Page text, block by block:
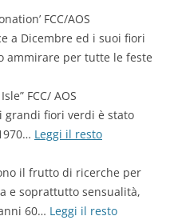
FCC/AOS
a Dicembre ed i suoi fiori
ammirare per tutte le feste
FCC/ AOS
grandi fiori verdi è stato
Leggi il resto
il frutto di ricerche per
e soprattutto sensualità,
60… Leggi il resto